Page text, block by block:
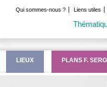
Qui sommes-nous ? Liens utiles
LIEUX PLANS F.